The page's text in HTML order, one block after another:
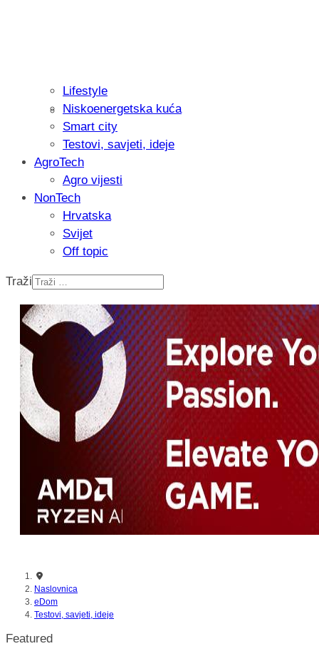
Isprobali smo: Thermostar
Recenzija: Einhell Professional CP-
nikada prije
Lifestyle
Niskoenergetska kuća
Smart city
Testovi, savjeti, ideje
AgroTech
Agro vijesti
NonTech
Hrvatska
Svijet
Off topic
Traži
Naslovnica
eDom
Testovi, savjeti, ideje
Featured